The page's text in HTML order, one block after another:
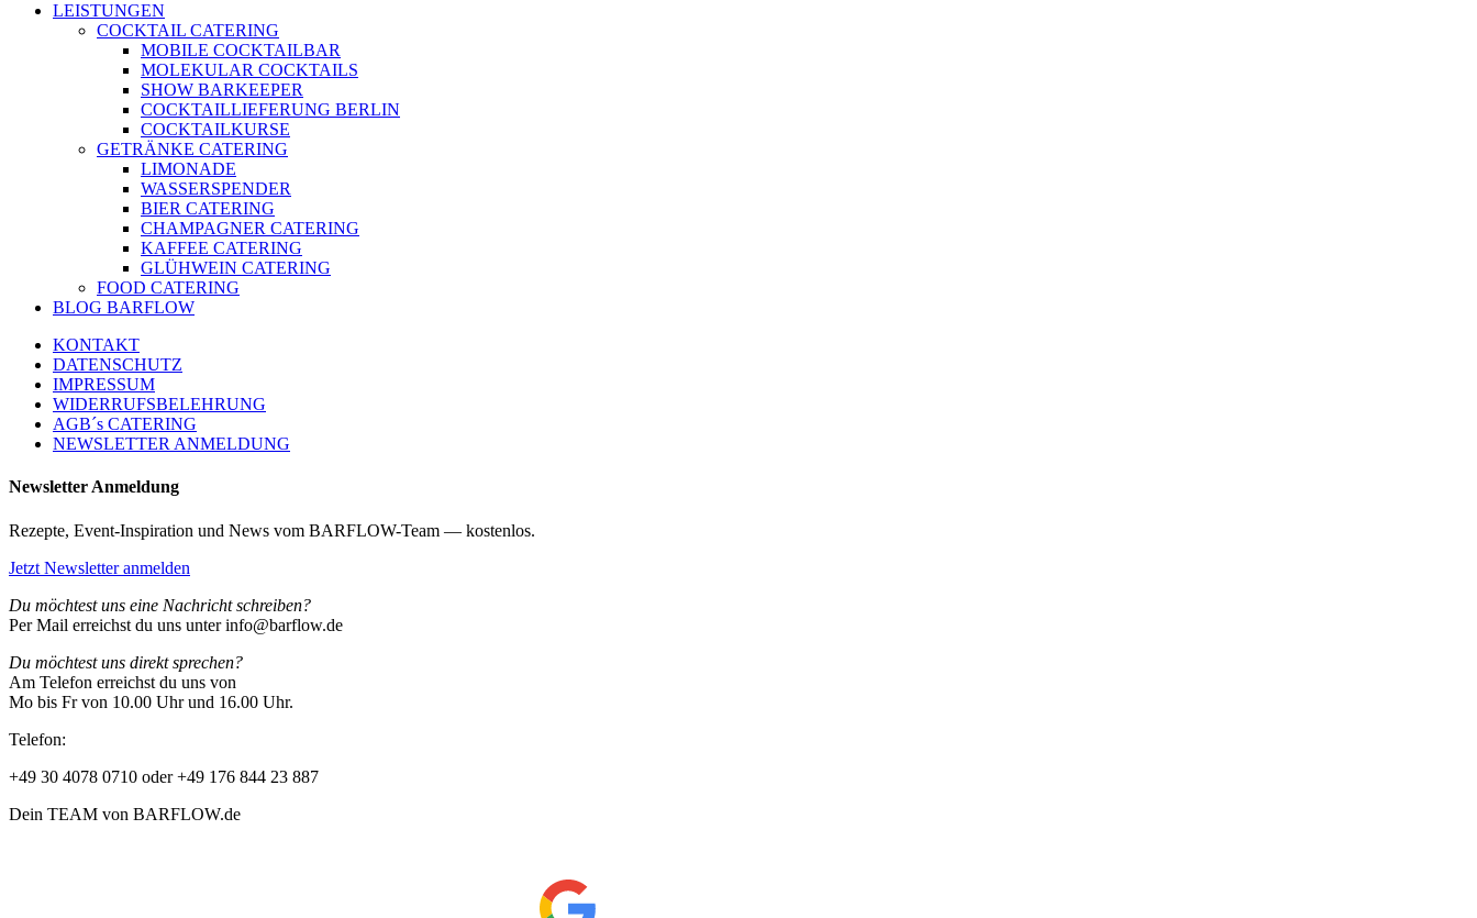
LEISTUNGEN
COCKTAIL CATERING
MOBILE COCKTAILBAR
MOLEKULAR COCKTAILS
SHOW BARKEEPER
COCKTAILLIEFERUNG BERLIN
COCKTAILKURSE
GETRÄNKE CATERING
LIMONADE
WASSERSPENDER
BIER CATERING
CHAMPAGNER CATERING
KAFFEE CATERING
GLÜHWEIN CATERING
FOOD CATERING
BLOG BARFLOW
KONTAKT
DATENSCHUTZ
IMPRESSUM
WIDERRUFSBELEHRUNG
AGB´s CATERING
NEWSLETTER ANMELDUNG
Newsletter Anmeldung
Rezepte, Event-Inspiration und News vom BARFLOW-Team — kostenlos.
Jetzt Newsletter anmelden
Du möchtest uns eine Nachricht schreiben?
Per Mail erreichst du uns unter info@barflow.de
Du möchtest uns direkt sprechen?
Am Telefon erreichst du uns von
Mo bis Fr von 10.00 Uhr und 16.00 Uhr.
Telefon:
+49 30 4078 0710 oder +49 176 844 23 887
Dein TEAM von BARFLOW.de